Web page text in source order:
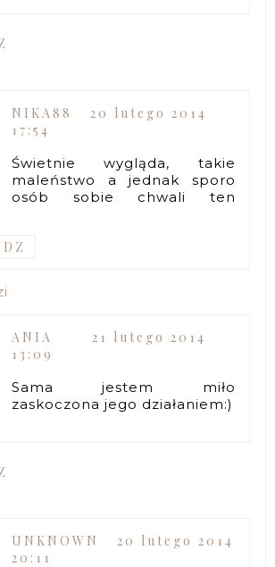
NIKA88
20 lutego 2014
17:54
Świetnie wygląda, takie
maleństwo a jednak sporo
osób sobie chwali ten
ANIA
21 lutego 2014
13:09
Sama jestem miło
zaskoczona jego działaniem:)
UNKNOWN
20 lutego 2014
20:11